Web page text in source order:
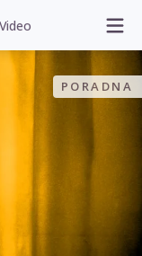
Video
PORADNA